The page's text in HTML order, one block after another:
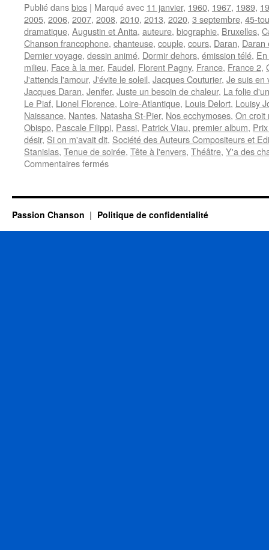
Publié dansbios | Marqué avec 11 janvier, 1960, 1967, 1989,
2005, 2006, 2007, 2008, 2010, 2013, 2020, 3 septembre, 45-
dramatique, Augustin et Anita, auteure, biographie, Bruxelles,
Chanson francophone, chanteuse, couple, cours, Daran, Daran
Dernier voyage, dessin animé, Dormir dehors, émission télé,
milieu, Face à la mer, Faudel, Florent Pagny, France, France 2,
J'attends l'amour, J'évite le soleil, Jacques Couturier, Je suis en
Jacques Daran, Jenifer, Juste un besoin de chaleur, La folie
Le Piaf, Lionel Florence, Loire-Atlantique, Louis Delort, Louisy
Naissance, Nantes, Natasha St-Pier, Nos ecchymoses, On croit
Obispo, Pascale Filippi, Passi, Patrick Viau, premier album,
désir, Si on m'avait dit, Société des Auteurs Compositeurs et
Stanislas, Tenue de soirée, Tête à l'envers, Théâtre, Y'a des
Commentaires ferméssur
Passion Chanson Politique de confidentialité